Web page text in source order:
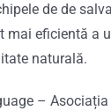
de de
mai eficientă a
naturală.
–